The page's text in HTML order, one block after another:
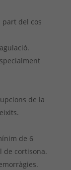
part del cos
de la
de 6
de cortisona.